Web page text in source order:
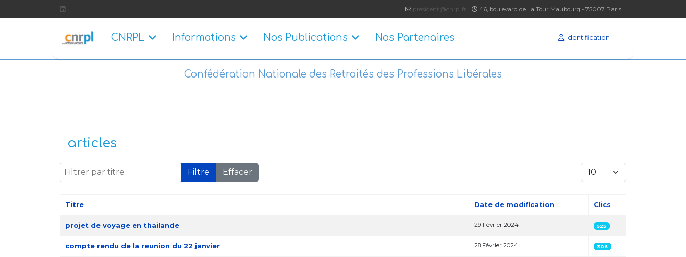
president@cnrpl.fr 46, boulevard de La Tour Maubourg - 75007 Paris
CNRPL Informations Nos Publications Nos Partenaires Identification
Confédération Nationale des Retraités des Professions Libérales
articles
Filtrer par titre
Filtre Effacer
Afficher #
Titre Date de modification Clics
projet de voyage en thailande 29 Février 2024 525
compte rendu de la reunion du 22 janvier 28 Février 2024 306